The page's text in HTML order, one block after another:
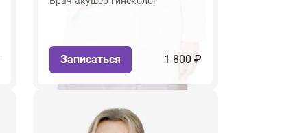
Записаться 1 800 ₽